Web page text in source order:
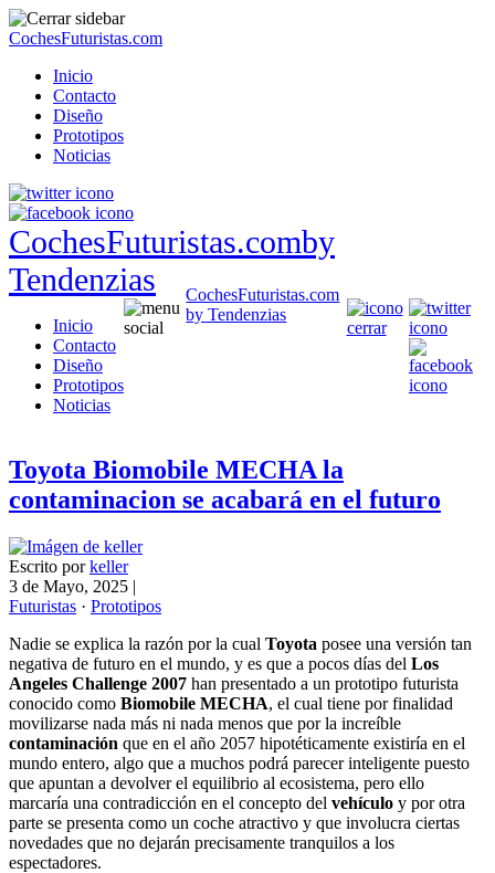
CochesFuturistas.com
Inicio
Contacto
Diseño
Prototipos
Noticias
CochesFuturistas.comby
Tendenzias
Inicio
Contacto
Diseño
Prototipos
Noticias
CochesFuturistas.com
by Tendenzias
Toyota Biomobile MECHA la
contaminacion se acabará en el futuro
Escrito porkeller
3 de Mayo, 2025 |
Futuristas · Prototipos
Nadie se explica la razón por la cual Toyota posee una versión tan
negativa de futuro en el mundo, y es que a pocos días del Los
Angeles Challenge 2007 han presentado a un prototipo futurista
conocido como Biomobile MECHA, el cual tiene por finalidad
movilizarse nada más ni nada menos que por la increíble
contaminación que en el año 2057 hipotéticamente existiría en el
mundo entero, algo que a muchos podrá parecer inteligente puesto
que apuntan a devolver el equilibrio al ecosistema, pero ello
marcaría una contradicción en el concepto del vehículo y por otra
parte se presenta como un coche atractivo y que involucra ciertas
novedades que no dejarán precisamente tranquilos a los
espectadores.